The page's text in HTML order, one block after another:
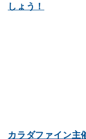
しょう！
カラダファイン主